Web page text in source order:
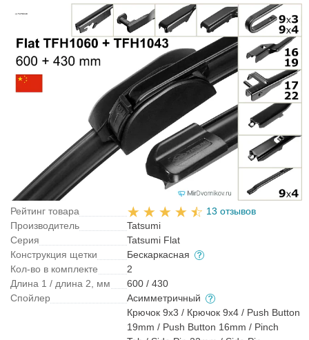
Рейтинг товара
13 отзывов
Производитель
Tatsumi
Серия
Tatsumi Flat
Конструкция щетки
Бескаркасная
Кол-во в комплекте
2
Длина 1 / длина 2, мм
600 / 430
Спойлер
Асимметричный
Крючок 9x3 / Крючок 9x4 / Push Button
19mm / Push Button 16mm / Pinch